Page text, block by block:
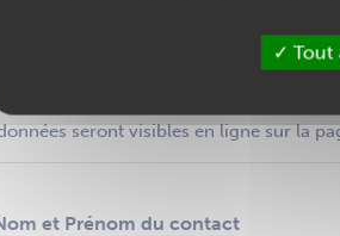
seront visibles en ligne sur la
et Prénom du contact
Tout